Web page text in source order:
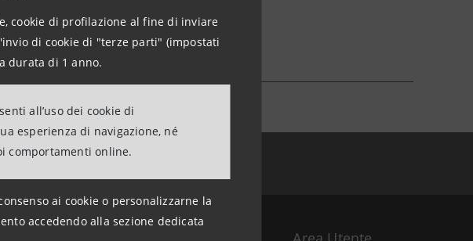
cookie di profilazione al fine di inviare
di cookie di "terze parti" (impostati
durata di 1 anno.
all’uso dei cookie di
esperienza di navigazione, né
comportamenti online.
ai cookie o personalizzarne la
accedendo alla sezione dedicata